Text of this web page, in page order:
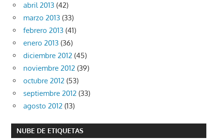
abril 2013 (42)
marzo 2013 (33)
febrero 2013 (41)
enero 2013 (36)
diciembre 2012 (45)
noviembre 2012 (39)
octubre 2012 (53)
septiembre 2012 (33)
agosto 2012 (13)
NUBE DE ETIQUETAS